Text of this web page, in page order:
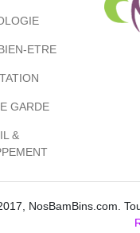
ETRE
GARDE
&
NosBamBins.com.